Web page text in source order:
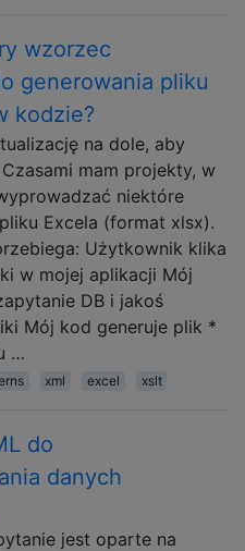
wzorzec
generowania pliku
kodzie?
na dole, aby
mam projekty, w
niektóre
Excela (format xlsx).
Użytkownik klika
w mojej aplikacji Mój
DB i jakoś
Mój kod generuje plik *
…
xml excel xslt
do
danych
jest oparte na